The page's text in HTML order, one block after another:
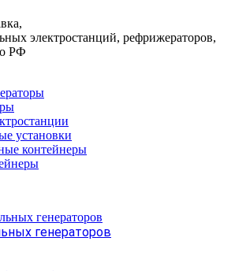
электростанций, рефрижераторов,
РФ
установки
контейнеры
генераторов